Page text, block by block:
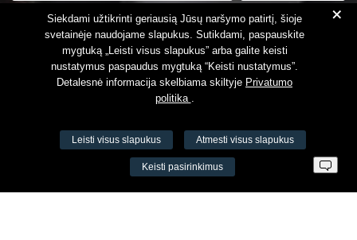
Susipažinau suPrivatumo politika
VŠĮ Fitneso mokymo centras AEROMIX
+
Siekdami užtikrinti geriausią Jūsų naršymo patirtį, šioje
svetainėje naudojame slapukus. Sutikdami, paspauskite
mygtuką „Leisti visus slapukus” arba galite keisti
nustatymus paspaudus mygtuką “Keisti nustatymus”.
Detalesnė informacija skelbiama skiltyje Privatumo
politika .
Leisti visus slapukus Atmesti visus slapukus
Keisti pasirinkimus